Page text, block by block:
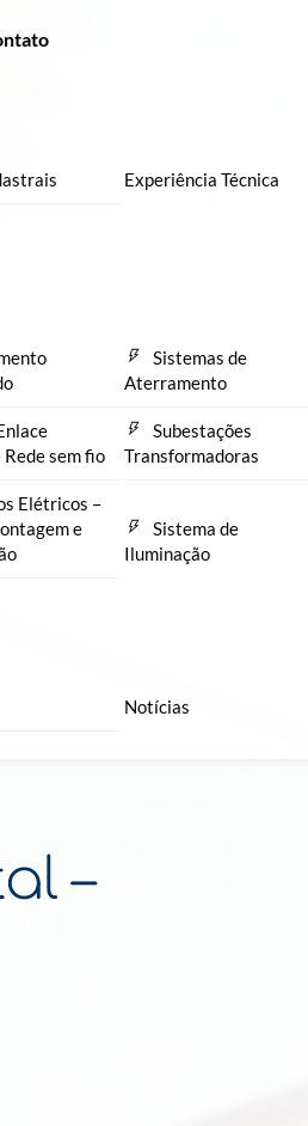
Experiência Técnica
Sistemas de
Aterramento
sem fio
Subestações
Transformadoras
Elétricos –
e
Sistema de
Iluminação
Notícias
–